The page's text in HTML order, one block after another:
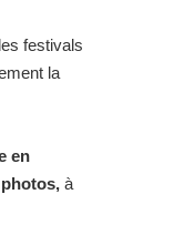
festivals
la
en
à